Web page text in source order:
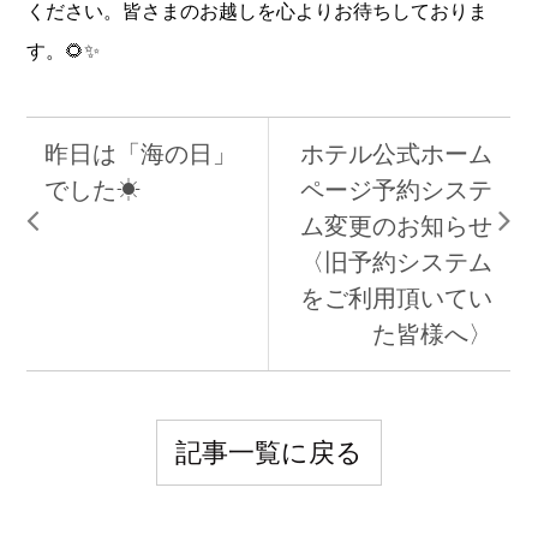
ください。皆さまのお越しを心よりお待ちしておりま
す。🌻✨
昨日は「海の日」
でした☀
ホテル公式ホーム
ページ予約システ
ム変更のお知らせ
〈旧予約システム
をご利用頂いてい
た皆様へ〉
記事一覧に戻る